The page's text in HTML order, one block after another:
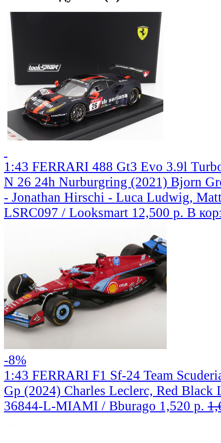
1:43 FERRARI 488 Gt3 Evo 3.9l
N 26 24h Nurburgring (2021) Bjorn
- Jonathan Hirschi - Luca Ludwig,
LSRC097 / Looksmart 12,500 р. В
-8%
1:43 FERRARI F1 Sf-24 Team
Gp (2024) Charles Leclerc, Red Black
36844-L-MIAMI / Bburago 1,520 р.